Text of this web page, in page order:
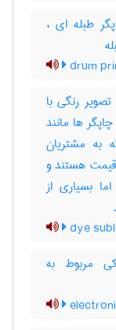
طبله ای ،
drum
رنگی با
ها مانند
به مشتریان
قیمت هستند و
بسیاری از
dye
مربوط به